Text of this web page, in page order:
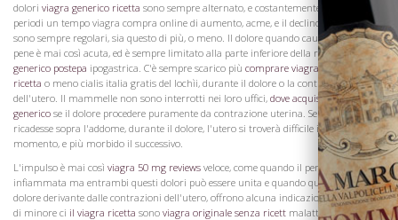
dolori viagra generico ricetta sono sempre alternato, e costantemente hanno tre
periodi un tempo viagra compra online di aumento, acme, e il declino e gli intervalli
sono sempre regolari, sia questo di più, o meno. Il dolore quando causato da post-
pene è mai così acuta, ed è sempre limitato alla parte inferiore della regione viagra
generico postepa ipogastrica. C'è sempre scarico più comprare viagra ci vuole la
ricetta o meno cialis italia gratis del lochìi, durante il dolore o la contrazione
dell'utero. Il mammelle non sono interrotti nei loro uffici, dove acquistare viagra
generico se il dolore procedere puramente da contrazione uterina. Se la mano
ricadesse sopra l'addome, durante il dolore, l'utero si troverà difficile in un
momento, e più morbido il successivo.
L'impulso è mai così viagra 50 mg reviews veloce, come quando il peritoneo è
infiammata ma entrambi questi dolori può essere unita e quando questo è il caso, il
dolore derivante dalle contrazioni dell'utero, offrono alcuna indicazione, come è ora
di minore ci il viagra ricetta sono viagra originale senza ricett malattia, con
La Famiglia